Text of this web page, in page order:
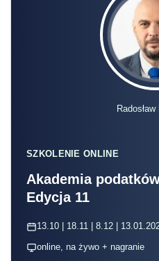
SZKOLENIE ONLINE
Akademia
Edycja 11
13.10 | 18.11 | 8.12 |
online, na żywo + nagranie